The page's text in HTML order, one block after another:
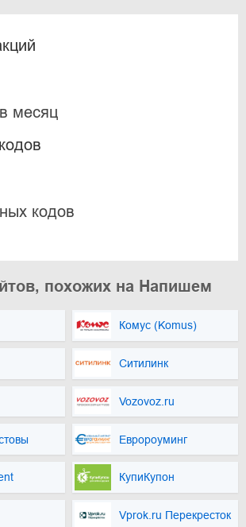
месяц
кодов
похожих на Напишем
Комус (Komus)
Ситилинк
Vozovoz.ru
Евророуминг
КупиКупон
Vprok.ru Перекресток